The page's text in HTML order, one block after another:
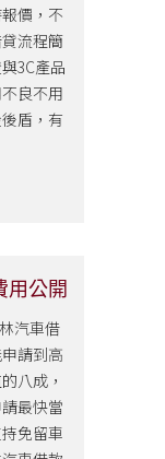
價，不
流程簡
3C產品
良不用
盾，有
用公開
汽車借
請到高
八成，
最快當
免留車